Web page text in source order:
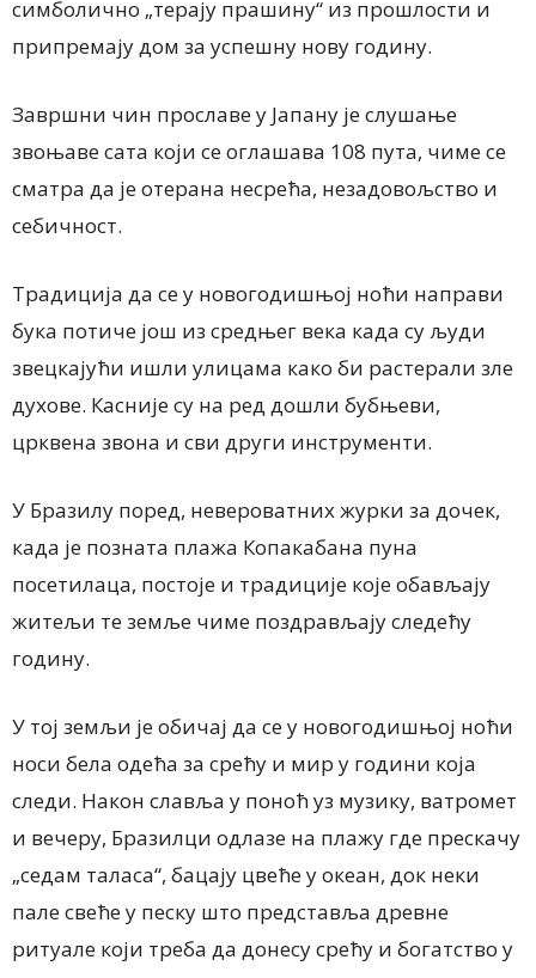
симболично „терају прашину“ из прошлости и
припремају дом за успешну нову годину.
Завршни чин прославе у Јапану је слушање
звоњаве сата који се оглашава 108 пута, чиме се
сматра да је отерана несрећа, незадовољство и
себичност.
Традиција да се у новогодишњој ноћи направи
бука потиче још из средњег века када су људи
звецкајући ишли улицама како би растерали зле
духове. Касније су на ред дошли бубњеви,
црквена звона и сви други инструменти.
У Бразилу поред, невероватних журки за дочек,
када је позната плажа Копакабана пуна
посетилаца, постоје и традиције које обављају
житељи те земље чиме поздрављају следећу
годину.
У тој земљи је обичај да се у новогодишњој ноћи
носи бела одећа за срећу и мир у години која
следи. Након славља у поноћ уз музику, ватромет
и вечеру, Бразилци одлазе на плажу где прескачу
„седам таласа“, бацају цвеће у океан, док неки
пале свеће у песку што представља древне
ритуале који треба да донесу срећу и богатство у